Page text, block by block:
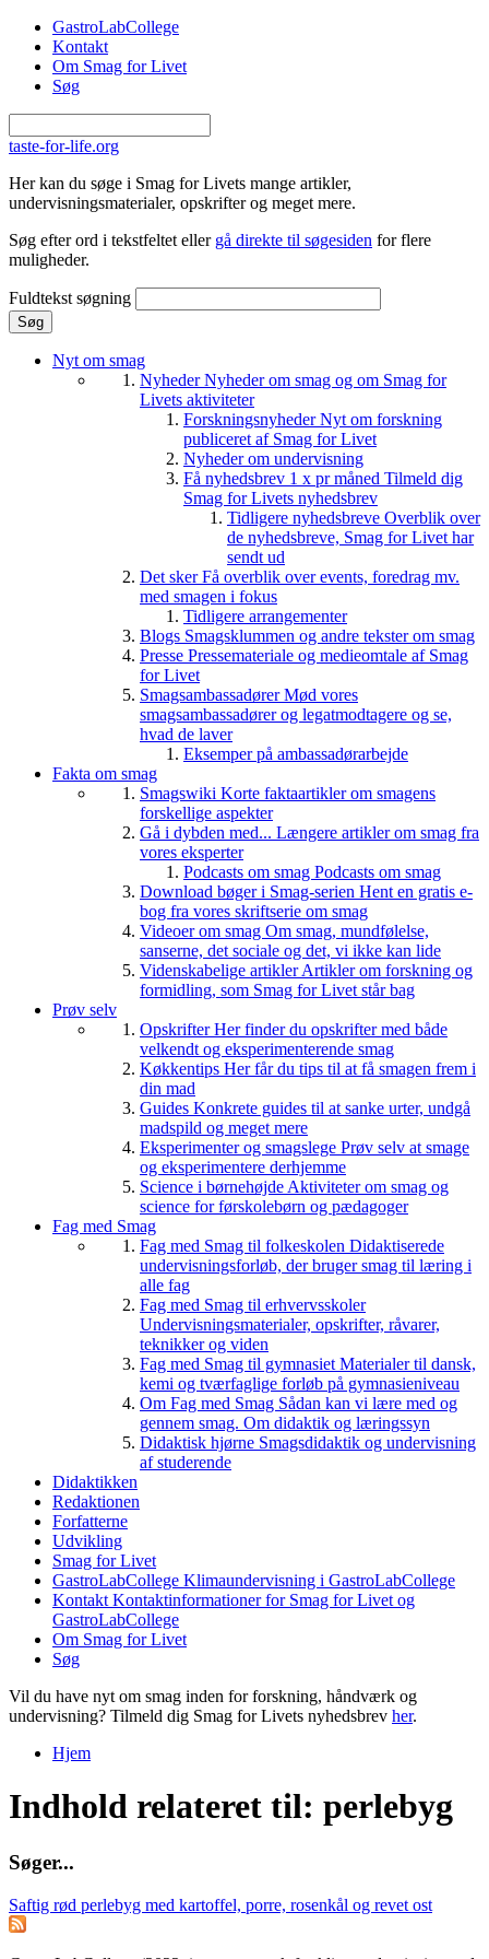
Gå til hovedindhold
GastroLabCollege
Kontakt
Om Smag for Livet
Søg
taste-for-life.org
Her kan du søge i Smag for Livets mange artikler,
undervisningsmaterialer, opskrifter og meget mere.
Søg efter ord i tekstfeltet eller gå direkte til søgesiden for flere
muligheder.
Fuldtekst søgning
Nyt om smag
NyhederNyheder om smag og om Smag for
Livets aktiviteter
ForskningsnyhederNyt om forskning
publiceret af Smag for Livet
Nyheder om undervisning
Få nyhedsbrev 1 x pr måned Tilmeld dig
Smag for Livets nyhedsbrev
Tidligere nyhedsbreve Overblik over
de nyhedsbreve, Smag for Livet har
sendt ud
Det skerFå overblik over events, foredrag mv.
med smagen i fokus
Tidligere arrangementer
Blogs Smagsklummen og andre tekster om smag
Presse Pressemateriale og medieomtale af Smag
for Livet
SmagsambassadørerMød vores
smagsambassadører og legatmodtagere og se,
hvad de laver
Eksemper på ambassadørarbejde
Fakta om smag
Smagswiki Korte faktaartikler om smagens
forskellige aspekter
Gå i dybden med... Længere artikler om smag fra
vores eksperter
Podcasts om smag Podcasts om smag
Download bøger i Smag-serien Hent en gratis e-
bog fra vores skriftserie om smag
Videoer om smag Om smag, mundfølelse,
sanserne, det sociale og det, vi ikke kan lide
Videnskabelige artiklerArtikler om forskning og
formidling, som Smag for Livet står bag
Prøv selv
OpskrifterHer finder du opskrifter med både
velkendt og eksperimenterende smag
Køkkentips Her får du tips til at få smagen frem i
din mad
Guides Konkrete guides til at sanke urter, undgå
madspild og meget mere
Eksperimenter og smagslege Prøv selv at smage
og eksperimentere derhjemme
Science i børnehøjde Aktiviteter om smag og
science for førskolebørn og pædagoger
Fag med Smag
Fag med Smag til folkeskolen Didaktiserede
undervisningsforløb, der bruger smag til læring i
alle fag
Fag med Smag til erhvervsskoler
Undervisningsmaterialer, opskrifter, råvarer,
teknikker og viden
Fag med Smag til gymnasiet Materialer til dansk,
kemi og tværfaglige forløb på gymnasieniveau
Om Fag med Smag Sådan kan vi lære med og
gennem smag. Om didaktik og læringssyn
Didaktisk hjørne Smagsdidaktik og undervisning
af studerende
Didaktikken
Redaktionen
Forfatterne
Udvikling
Smag for Livet
GastroLabCollege Klimaundervisning i GastroLabCollege
Kontakt Kontaktinformationer for Smag for Livet og
GastroLabCollege
Om Smag for Livet
Søg
Vil du have nyt om smag inden for forskning, håndværk og
undervisning? Tilmeld dig Smag for Livets nyhedsbrev her.
Hjem
Indhold relateret til: perlebyg
Søger...
Saftig rød perlebyg med kartoffel, porre, rosenkål og revet ost